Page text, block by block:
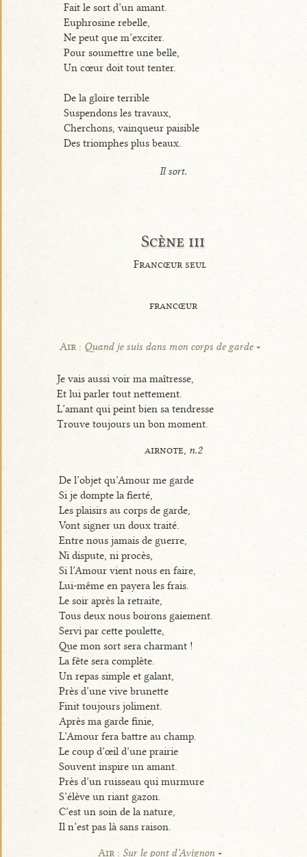
Fait le sort d’un amant.
Euphrosine rebelle,
Ne peut que m’exciter.
Pour soumettre une belle,
Un cœur doit tout tenter.
De la gloire terrible
Suspendons les travaux,
Cherchons, vainqueur paisible
Des triomphes plus beaux.
Il sort.
Scène iii
Francœur seul
francœur
Air : Quand je suis dans mon corps de garde
Je vais aussi voir ma maîtresse,
Et lui parler tout nettement.
L’amant qui peint bien sa tendresse
Trouve toujours un bon moment.
airnote, n.2
De l’objet qu’Amour me garde
Si je dompte la fierté,
Les plaisirs au corps de garde,
Vont signer un doux traité.
Entre nous jamais de guerre,
Ni dispute, ni procès,
Si l’Amour vient nous en faire,
Lui-même en payera les frais.
Le soir après la retraite,
Tous deux nous boirons gaiement.
Servi par cette poulette,
Que mon sort sera charmant !
La fête sera complète.
Un repas simple et galant,
Près d’une vive brunette
Finit toujours joliment.
Après ma garde finie,
L’Amour fera battre au champ.
Le coup d’œil d’une prairie
Souvent inspire un amant.
Près d’un ruisseau qui murmure
S’élève un riant gazon.
C’est un soin de la nature,
Il n’est pas là sans raison.
Air : Sur le pont d’Avignon